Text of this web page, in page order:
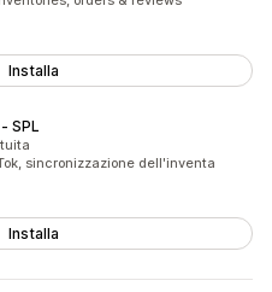
Installa
SPL
sincronizzazione dell'inventa
Installa